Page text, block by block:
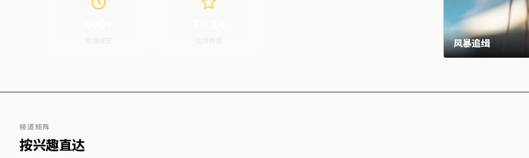
风暴追缉
频道矩阵
按兴趣直达